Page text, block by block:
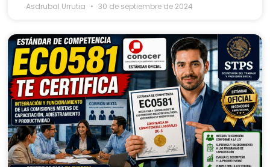
Asdrubal Urrutia 30 de septiembre de 2024